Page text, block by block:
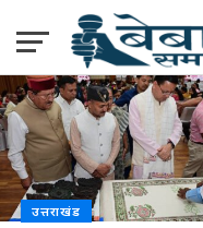
बेहाल
कारण 116
उत्तराखंड